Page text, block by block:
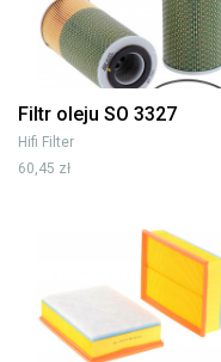
Filtr oleju SO 3327
Hifi Filter
60,45 zł